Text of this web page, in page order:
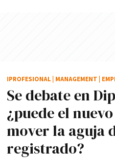
Se debate en
¿puede el
mover la aguja
registrado?
IPROFESIONAL MANAGEMENT